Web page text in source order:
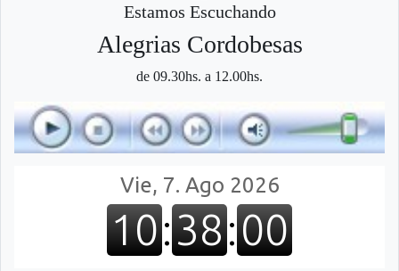
Estamos Escuchando
Alegri­as Cordobesas
de 09.30hs. a 12.00hs.